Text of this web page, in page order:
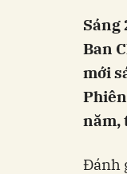
Sáng
Ban
mới
năm,
Đánh